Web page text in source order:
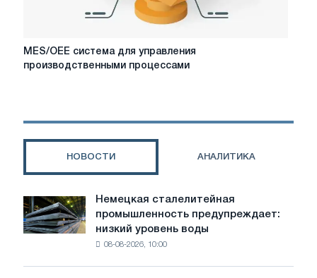
MES/OEE
процессами
MES/OEE система для управления
производственными процессами
НОВОСТИ АНАЛИТИКА
Немецкая
сталелитейная
промышленность
предупреждает:
Немецкая сталелитейная
промышленность предупреждает:
низкий уровень воды
08-08-2026, 10:00